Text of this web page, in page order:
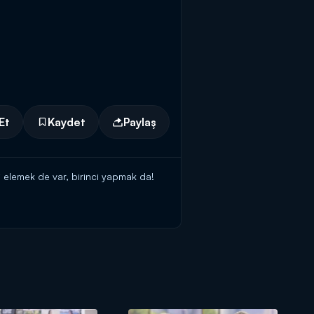
Kaydet Paylaş
elemek de var, birinci yapmak da!
vermek için kendisine